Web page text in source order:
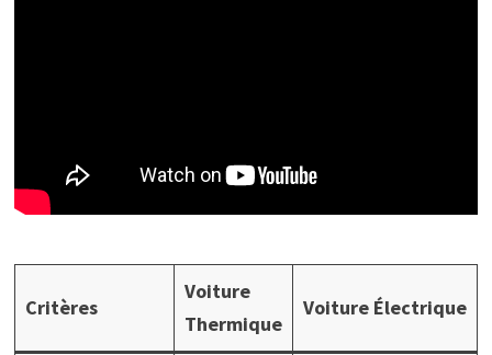
Critères
Voiture
Thermique
Voiture Électrique